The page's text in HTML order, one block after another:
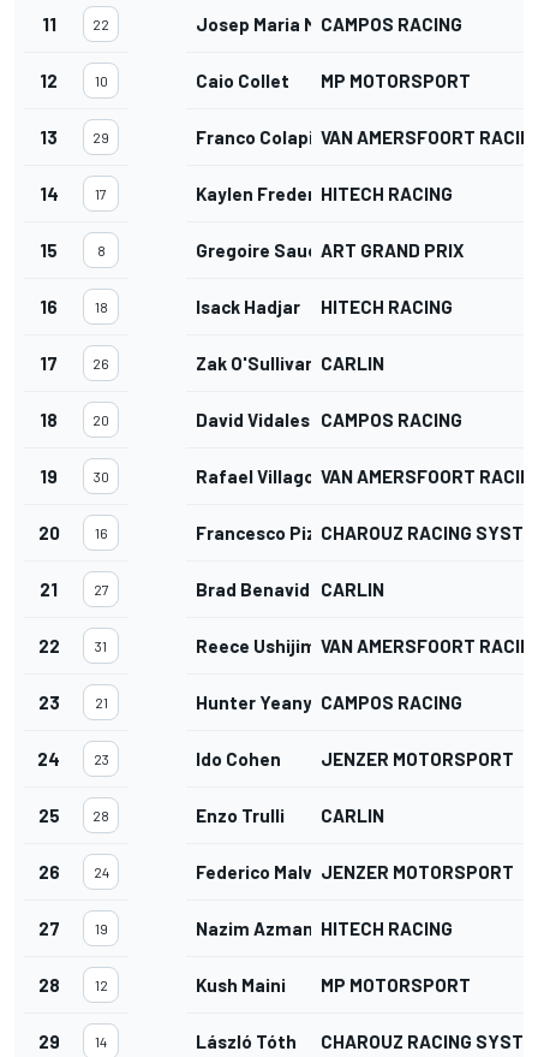
11 22 Josep Maria MartíCAMPOS RACING
12 10 Caio Collet MP MOTORSPORT
13 29 Franco ColapintoVAN AMERSFOORT
14 17 Kaylen FrederickHITECH RACING
15 8 Gregoire SaucyART GRAND PRIX
16 18 Isack Hadjar HITECH RACING
17 26 Zak O'Sullivan CARLIN
18 20 David Vidales CAMPOS RACING
19 30 Rafael VillagomezVAN AMERSFOORT
20 16 Francesco PizziCHAROUZ RACING
21 27 Brad BenavidesCARLIN
22 31 Reece UshijimaVAN AMERSFOORT
23 21 Hunter Yeany CAMPOS RACING
24 23 Ido Cohen JENZER MOTORSPORT
25 28 Enzo Trulli CARLIN
26 24 Federico MalvestitiJENZER MOTORSPORT
27 19 Nazim Azman HITECH RACING
28 12 Kush Maini MP MOTORSPORT
29 14 László Tóth CHAROUZ RACING